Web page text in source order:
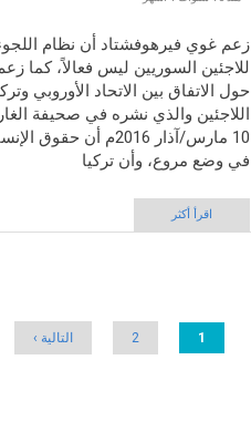
زعم غوي فيرهوفشتاد أن نظام
للاجئين السوريين ليس فعالاً، كما
حول الاتفاق بين الاتحاد الأوروبي
اللاجئين والذي نشره في صحيفة
10 مارس/آذار 2016م أن
في وضع مروع، وأن تركيا
اقرأ أكثر
1
2 التالية ›